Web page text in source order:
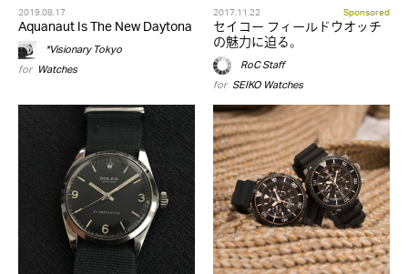
2019.08.17
Aquanaut Is The New Daytona
*Visionary Tokyo
for Watches
2017.11.22 Sponsored
セイコー フィールドウオッチ
の魅力に迫る。
RoC Staff
for SEIKO,Watches